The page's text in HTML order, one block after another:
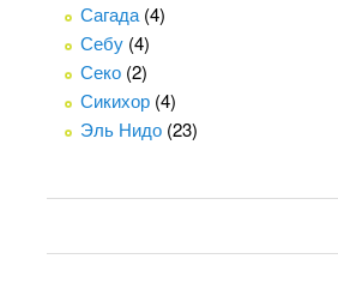
Сагада(4)
Себу (4)
Секо (2)
Сикихор (4)
Эль Нидо (23)